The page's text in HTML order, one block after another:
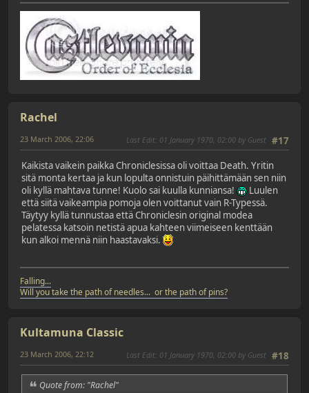
Rachel
#17
23 March 2006, 22:06 Last Edit: 01 January 1970, 02:00 by Guest
Kaikista vaikein paikka Chroniclesissa oli voittaa Death. Yritin
sitä monta kertaa ja kun lopulta onnistuin päihittämään sen niin
oli kyllä mahtava tunne! Kuolo sai kuulla kunniansa!
Luulen
että siitä vaikeampia pomoja olen voittanut vain R-Typessä.
Täytyy kyllä tunnustaa että Chroniclesin original modea
pelatessa katsoin netistä apua kahteen viimeiseen kenttään
kun alkoi mennä niin haastavaksi.
Falling...
Will you take the path of needles... or the path of pins?
Kultamuna Classic
#18
23 March 2006, 22:12 Last Edit: 01 January 1970, 02:00 by Guest
Quote from: "Rachel"